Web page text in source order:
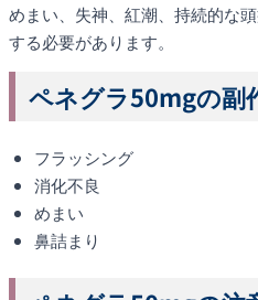
めまい、失神、紅潮、持続的な
する必要があります。
ペネグラ50mgの副
フラッシング
消化不良
めまい
鼻詰まり